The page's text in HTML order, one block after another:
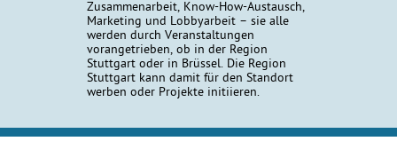
Zusammenarbeit, Know-How-Austausch,
Marketing und Lobbyarbeit – sie alle
werden durch Veranstaltungen
vorangetrieben, ob in der Region
Stuttgart oder in Brüssel. Die Region
Stuttgart kann damit für den Standort
werben oder Projekte initiieren.